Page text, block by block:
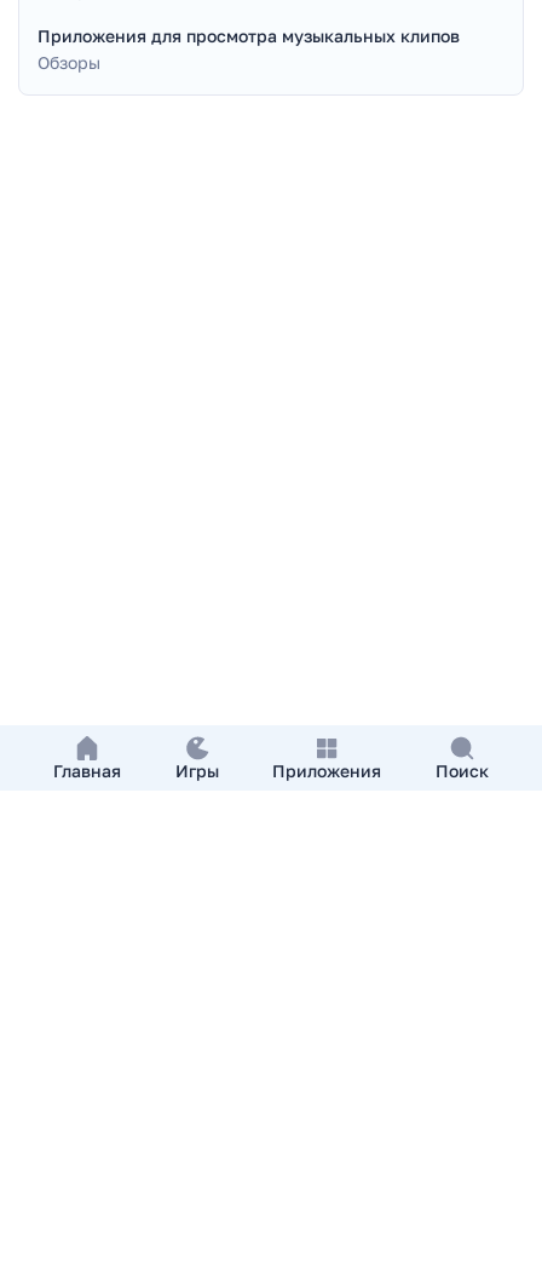
Главная Игры Приложения Поиск
Приложения для просмотра музыкальных клипов
Обзоры